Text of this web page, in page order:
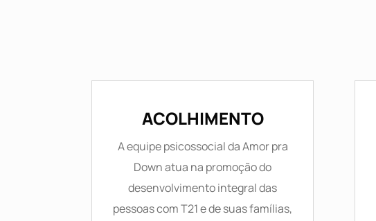
ACOLHIMENTO
A equipe psicossocial da Amor pra
Down atua na promoção do
desenvolvimento integral das
pessoas com T21 e de suas famílias,